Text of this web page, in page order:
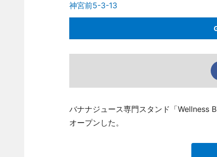
神宮前5-3-13
バナナジュース専門スタンド「Wellness
オープンした。